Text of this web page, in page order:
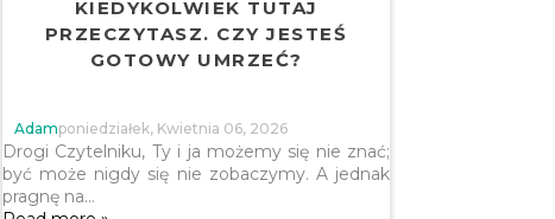
KIEDYKOLWIEK TUTAJ
PRZECZYTASZ. CZY JESTEŚ
GOTOWY UMRZEĆ?
AdamPoniedziałek, Kwietnia 06, 2026
Drogi Czytelniku, Ty i ja możemy się nie znać;
być może nigdy się nie zobaczymy. A jednak
pragnę na…